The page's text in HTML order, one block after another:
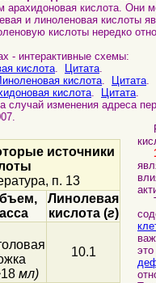
арахидоновая кислота. Они
и линоленовая кислоты
кислоты нередко
- интерактивные схемы:
кислота. Цитата.
кислота. Цитата.
кислота. Цитата.
случай изменения адреса
источники
п. 13
Линолевая
кислота (г)
мл)
10.1
это